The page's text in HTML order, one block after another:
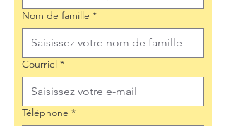
Nom de famille *
Courriel *
Téléphone *